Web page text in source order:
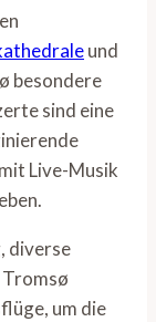
und
besondere
sind eine
Live-Musik
diverse
um die